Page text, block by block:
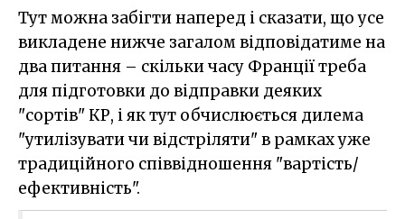
Тут можна забігти наперед і сказати, що усе
викладене нижче загалом відповідатиме на
два питання – скільки часу Франції треба
для підготовки до відправки деяких
"сортів" КР, і як тут обчислюється дилема
"утилізувати чи відстріляти" в рамках уже
традиційного співвідношення "вартість/
ефективність".